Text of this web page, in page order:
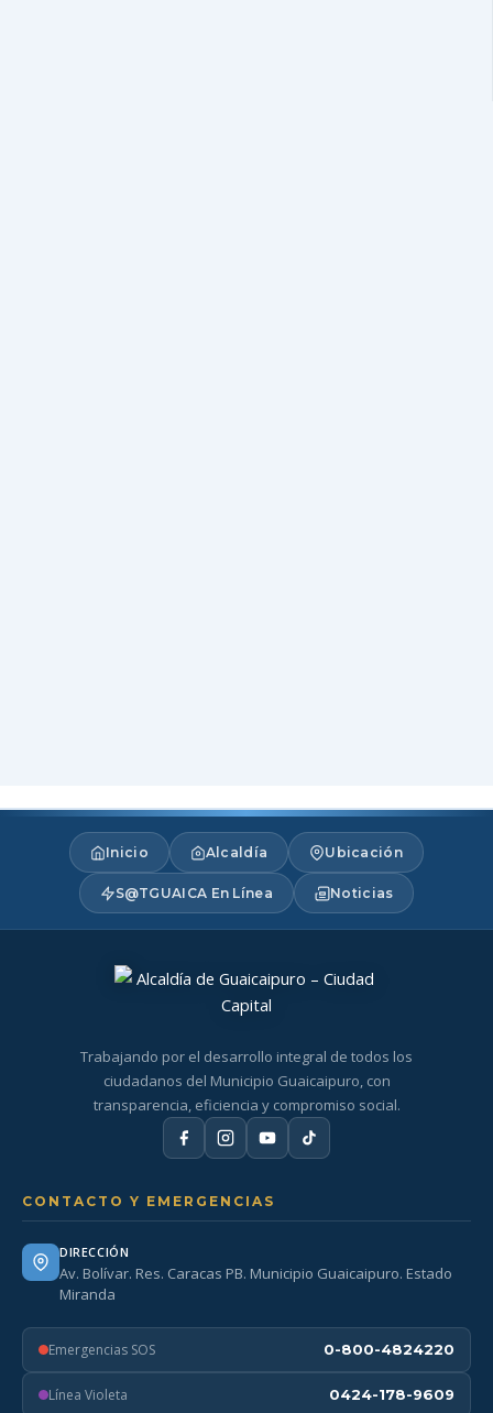
Inicio Alcaldía Ubicación
S@TGUAICA En Línea Noticias
Trabajando por el desarrollo integral de todos los
ciudadanos del Municipio Guaicaipuro, con
transparencia, eficiencia y compromiso social.
CONTACTO Y EMERGENCIAS
DIRECCIÓN
Av. Bolívar. Res. Caracas PB. Municipio Guaicaipuro. Estado
Miranda
Emergencias SOS 0-800-4824220
Línea Violeta 0424-178-9609